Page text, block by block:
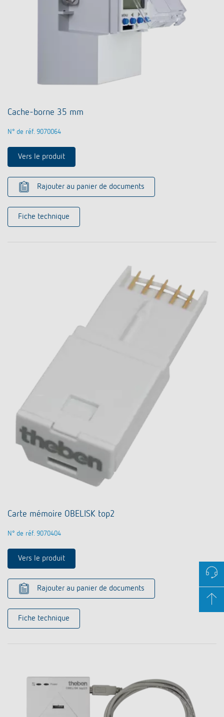
Cache-borne 35 mm
N° de réf. 9070064
Vers le produit
Rajouter au panier de documents
Fiche technique
Carte mémoire OBELISK top2
N° de réf. 9070404
Vers le produit
Rajouter au panier de documents
Fiche technique